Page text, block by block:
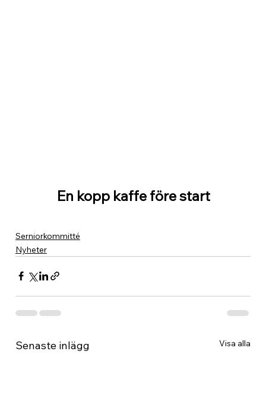
En kopp kaffe före start
Serniorkommitté
Nyheter
Senaste inlägg Visa alla